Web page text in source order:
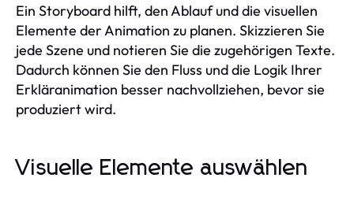
Ein Storyboard hilft, den Ablauf und die visuellen
Elemente der Animation zu planen. Skizzieren Sie
jede Szene und notieren Sie die zugehörigen Texte.
Dadurch können Sie den Fluss und die Logik Ihrer
Erkläranimation besser nachvollziehen, bevor sie
produziert wird.
Visuelle Elemente auswählen